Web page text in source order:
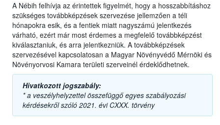
A Nébih felhívja az érintettek figyelmét, hogy a hosszabbításhoz
szükséges továbbképzések szervezése jellemzően a téli
hónapokra esik, és a fentiek miatt nagyszámú jelentkezés
várható, ezért már most érdemes a megfelelő továbbképzést
kiválasztaniuk, és arra jelentkezniük. A továbbképzések
szervezésével kapcsolatosan a Magyar Növényvédő Mérnöki és
Növényorvosi Kamara területi szerveinél érdeklődhetnek.
Hivatkozott jogszabály:
* a veszélyhelyzettel összefüggő egyes szabályozási
kérdésekről szóló 2021. évi CXXX. törvény